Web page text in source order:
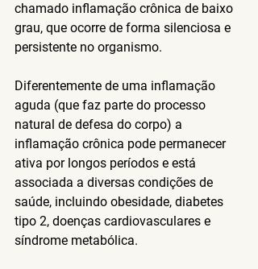
chamado inflamação crônica de baixo
grau, que ocorre de forma silenciosa e
persistente no organismo.
Diferentemente de uma inflamação
aguda (que faz parte do processo
natural de defesa do corpo) a
inflamação crônica pode permanecer
ativa por longos períodos e está
associada a diversas condições de
saúde, incluindo obesidade, diabetes
tipo 2, doenças cardiovasculares e
síndrome metabólica.